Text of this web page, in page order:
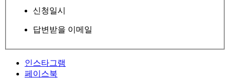
신청일시
답변받을 이메일
인스타그램
페이스북